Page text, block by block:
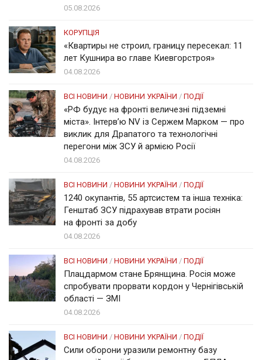
05.08.2026
КОРУПЦІЯ
«Квартиры не строил, границу пересекал: 11
лет Кушнира во главе Киевгорстроя»
04.08.2026
ВСІ НОВИНИ / НОВИНИ УКРАЇНИ / ПОДІЇ
«РФ будує на фронті величезні підземні
міста». Інтерв’ю NV із Сержем Марком — про
виклик для Драпатого та технологічні
перегони між ЗСУ й армією Росії
04.08.2026
ВСІ НОВИНИ / НОВИНИ УКРАЇНИ / ПОДІЇ
1240 окупантів, 55 артсистем та інша техніка:
Генштаб ЗСУ підрахував втрати росіян
на фронті за добу
04.08.2026
ВСІ НОВИНИ / НОВИНИ УКРАЇНИ / ПОДІЇ
Плацдармом стане Брянщина. Росія може
спробувати прорвати кордон у Чернігівській
області — ЗМІ
04.08.2026
ВСІ НОВИНИ / НОВИНИ УКРАЇНИ / ПОДІЇ
Сили оборони уразили ремонтну базу